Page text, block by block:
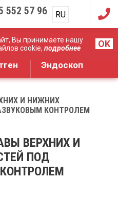
Вы принимаете нашу
cookie, подробнее OK
552 57 96 RU
UA
оборудования
Эндоскоп
И НИЖНИХ
КОНТРОЛЕМ
ВЕРХНИХ И
ПОД